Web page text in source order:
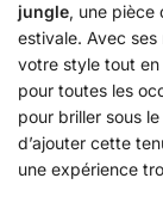
jungle, une pièce
estivale. Avec
votre style tout
pour toutes les
pour briller sous
d’ajouter cette
une expérience